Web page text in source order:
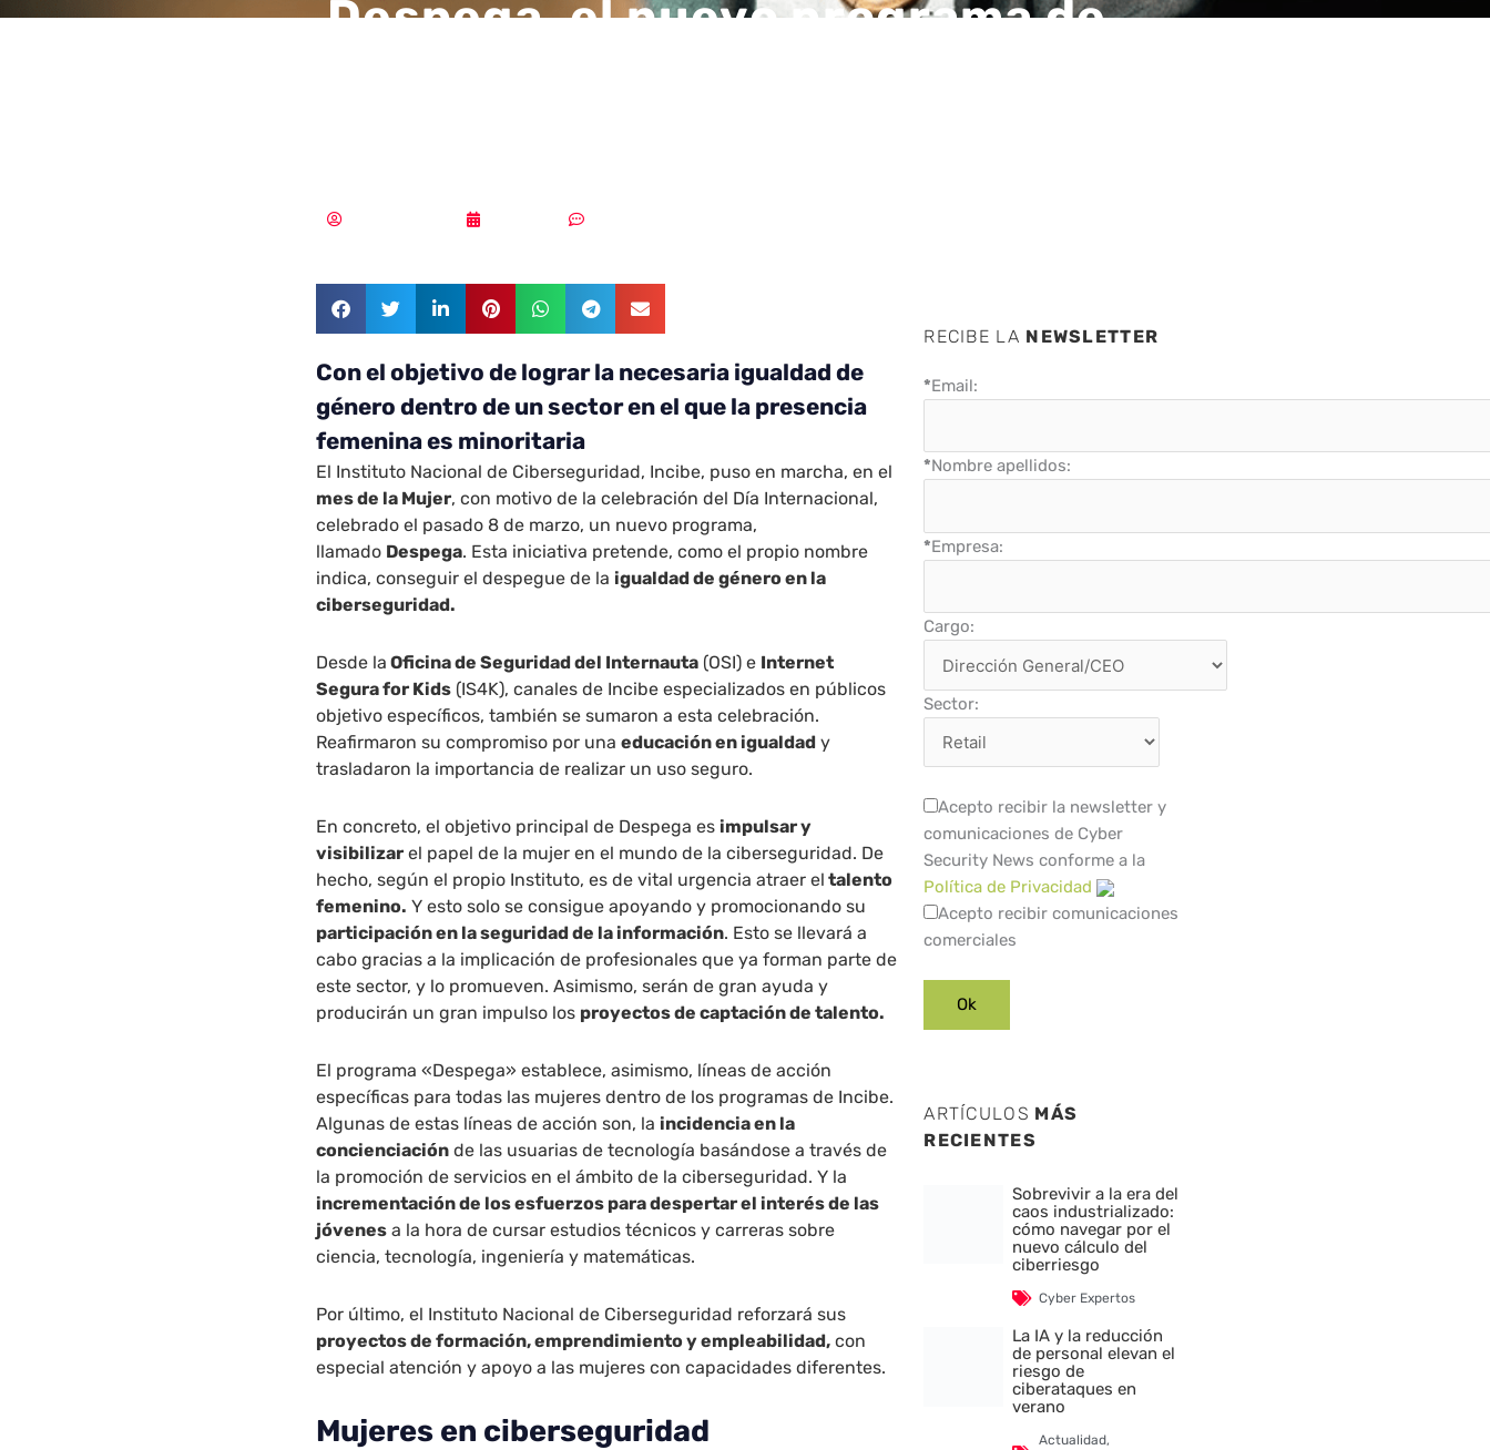
Despega, el nuevo programa de
Con el objetivo de lograr la necesaria igualdad de
género dentro de un sector en el que la presencia
femenina es minoritaria
El Instituto Nacional de Ciberseguridad, Incibe, puso en marcha, en el
mes de la Mujer, con motivo de la celebración del Día Internacional,
celebrado el pasado 8 de marzo, un nuevo programa,
llamado Despega. Esta iniciativa pretende, como el propio nombre
indica, conseguir el despegue de la igualdad de género en la
ciberseguridad.
Desde la Oficina de Seguridad del Internauta (OSI) e Internet
Segura for Kids (IS4K), canales de Incibe especializados en públicos
objetivo específicos, también se sumaron a esta celebración.
Reafirmaron su compromiso por unaeducación en igualdad y
trasladaron la importancia de realizar un uso seguro.
En concreto, el objetivo principal de Despega es impulsar y
visibilizar el papel de la mujer en el mundo de la ciberseguridad. De
hecho, según el propio Instituto, es de vital urgencia atraer el talento
femenino. Y esto solo se consigue apoyando y promocionando su
participación en la seguridad de la información. Esto se llevará a
cabo gracias a la implicación de profesionales que ya forman parte de
este sector, y lo promueven. Asimismo, serán de gran ayuda y
producirán un gran impulso los proyectos de captación de talento.
El programa «Despega» establece, asimismo, líneas de acción
específicas para todas las mujeres dentro de los programas de Incibe.
Algunas de estas líneas de acción son, la incidencia en la
concienciación de las usuarias de tecnología basándose a través de
la promoción de servicios en el ámbito de la ciberseguridad. Y la
incrementación de los esfuerzos para despertar el interés de las
jóvenes a la hora de cursar estudios técnicos y carreras sobre
ciencia, tecnología, ingeniería y matemáticas.
Por último, el Instituto Nacional de Ciberseguridad reforzará sus
proyectos de formación, emprendimiento y empleabilidad, con
especial atención y apoyo a las mujeres con capacidades diferentes.
Mujeres en ciberseguridad
RECIBE LA NEWSLETTER
*Email:
*Nombre apellidos:
*Empresa:
Cargo:
Sector:
Acepto recibir la newsletter y
comunicaciones de Cyber
Security News conforme a la
Política de Privacidad
Acepto recibir comunicaciones
comerciales
ARTÍCULOS MÁS
RECIENTES
Sobrevivir a la era del
caos industrializado:
cómo navegar por el
nuevo cálculo del
ciberriesgo
Cyber Expertos
La IA y la reducción
de personal elevan el
riesgo de
ciberataques en
verano
Actualidad,